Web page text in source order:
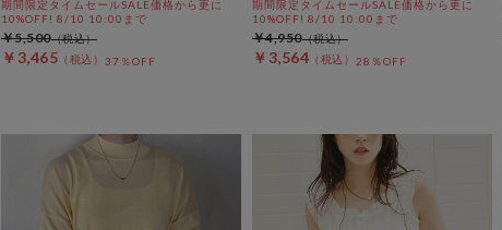
期間限定タイムセールSALE価格から更に
10%OFF! 8/10 10:00まで
￥3,465 37％OFF
￥5,500
期間限定タイムセールSALE価格から更に
10%OFF! 8/10 10:00まで
￥3,564 28％OFF
￥4,950